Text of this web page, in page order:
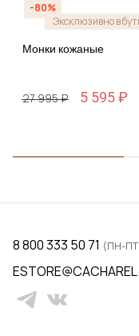
-80%
Эксклюзивно в
Монки кожаные
27 995 ₽ 5 595 ₽
8 800 333 50 71 (ПН-ПТ